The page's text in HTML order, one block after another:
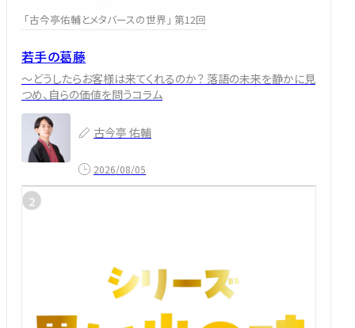
「古今亭佑輔とメタバースの世界」 第12回
若手の葛藤
～どうしたらお客様は来てくれるのか？ 落語の未来を静かに見
つめ、自らの価値を問うコラム
古今亭 佑輔
2026/08/05